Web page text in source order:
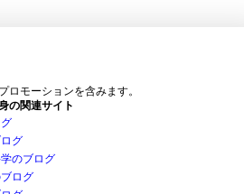
ロモーションを含みます。
の関連サイト
グ
のブログ
ログ